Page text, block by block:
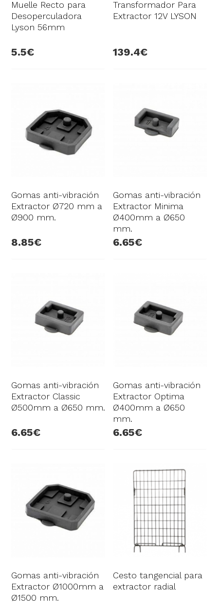
Muelle Recto para
Desoperculadora
Lyson 56mm
5.5
Transformador Para
Extractor 12V LYSON
139.4
Gomas anti-vibración
Extractor Ø720 mm a
Ø900 mm.
8.85
Gomas anti-vibración
Extractor Minima
Ø400mm a Ø650
mm.
6.65
Gomas anti-vibración
Extractor Classic
Ø500mm a Ø650 mm.
6.65
Gomas anti-vibración
Extractor Optima
Ø400mm a Ø650
mm.
6.65
Gomas anti-vibración
Extractor Ø1000mm a
Ø1500 mm.
Cesto tangencial para
extractor radial